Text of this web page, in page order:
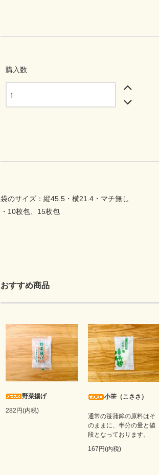
購入数
袋のサイズ：縦45.5・横21.4・マチ無し
・10枚包、15枚包
おすすめ商品
野菜揚げ
282円(内税)
小笹（こささ）
通常の笹蒲鉾の原料はそ
のままに、半分の量と値
段となっております。
167円(内税)